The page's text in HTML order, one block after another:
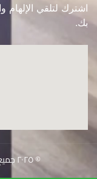
اشترك لتلقي الإلهام
بك.
© ٢٠٢٥ جميع الحقوق محفوظة لشركة